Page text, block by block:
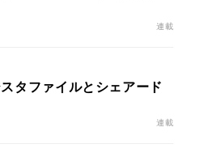
連載
タファイルとシェアード
連載